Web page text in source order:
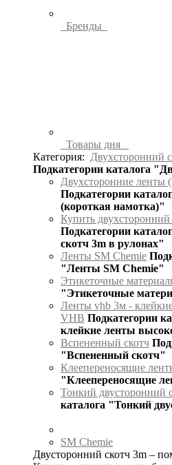
Бренды
Товары дня
Категория:
Двухсторонний
Подкатегории каталога
Двухсторонние ленты
Подкатегории
(короткая намотка)"
Купить двухсторонний
Подкатегории
скотч 3m в рулонах"
Ленты SM Chemie
"Ленты SM Chemie"
Этикеточные
"Этикеточные
Ленты vhb 3м -
VHB Подкатегории
клейкие ленты
Вспененный скотч
"Вспененный скотч"
Клеепереносящие
"Клеепереносящие
Тонкий двусторонний
каталога "Тонкий
SM Chemie
Двусторонний скотч 3m –